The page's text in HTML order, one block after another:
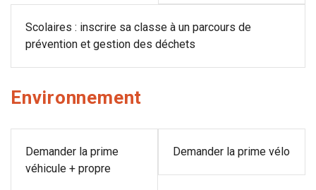
Scolaires : inscrire sa classe à un parcours de
prévention et gestion des déchets
Environnement
Demander la prime
véhicule + propre
Demander la prime vélo